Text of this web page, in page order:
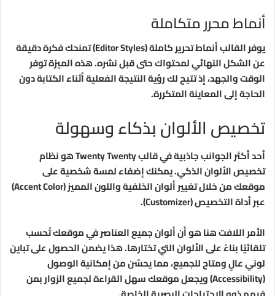
أنماط محرر متكاملة
يوفر القالب أنماط تحرير كاملة (Editor Styles) تمنحك فكرة دقيقة
عن الشكل النهائي لمحتواك حتى قبل نشره. هذه الميزة توفر
الوقت والجهد، إذ تتيح لك رؤية النتيجة الفعلية أثناء الكتابة دون
الحاجة إلى المعاينة المتكررة.
تخصيص الألوان بذكاء وسهولة
أحد أكثر الجوانب جاذبية في قالب Twenty Twenty هو نظام
تخصيص الألوان الذكي. يمكنك إضفاء لمسة شخصية على
موقعك من خلال تغيير ألوان الخلفية واللون المميز (Accent Color)
عبر أداة التخصيص (Customizer).
الأمر اللافت هنا هو أن ألوان جميع العناصر في موقعك تُحسب
تلقائيًا بناءً على الألوان التي تختارها. هذا يضمن الحصول على تباين
لوني عالٍ ومتاح للجميع، مما يحسّن من إمكانية الوصول
(Accessibility) ويجعل موقعك سهل القراءة لجميع الزوار بمن